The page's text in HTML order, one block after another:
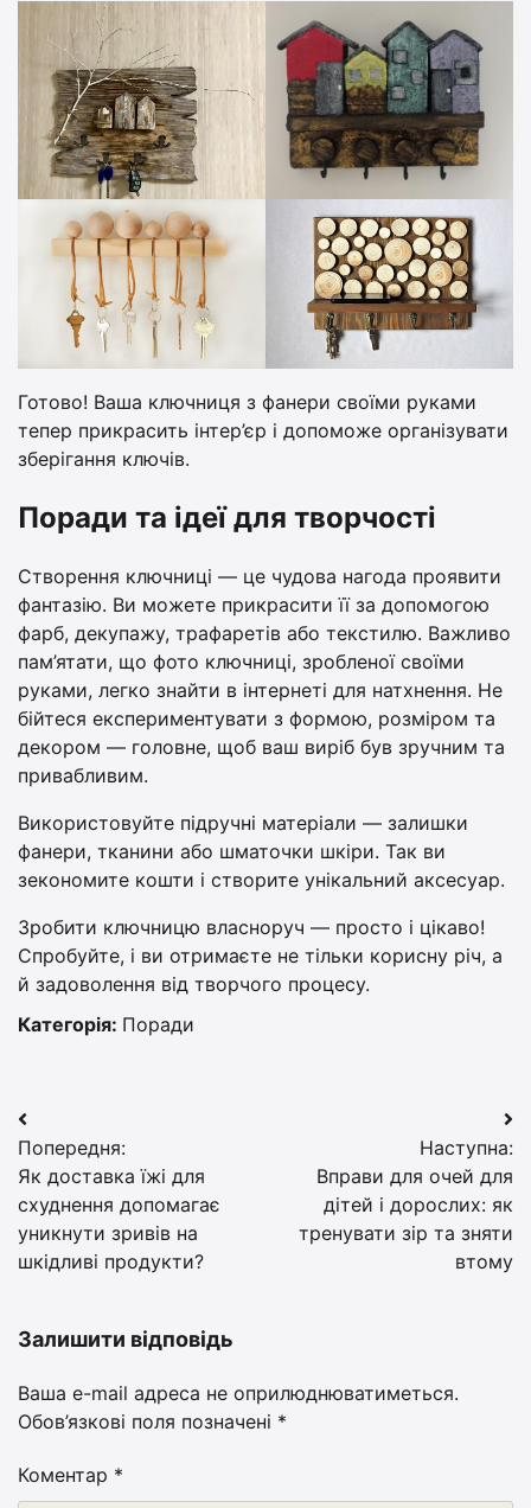
Готово! Ваша ключниця з фанери своїми руками
тепер прикрасить інтер’єр і допоможе організувати
зберігання ключів.
Поради та ідеї для творчості
Створення ключниці — це чудова нагода проявити
фантазію. Ви можете прикрасити її за допомогою
фарб, декупажу, трафаретів або текстилю. Важливо
пам’ятати, що фото ключниці, зробленої своїми
руками, легко знайти в інтернеті для натхнення. Не
бійтеся експериментувати з формою, розміром та
декором — головне, щоб ваш виріб був зручним та
привабливим.
Використовуйте підручні матеріали — залишки
фанери, тканини або шматочки шкіри. Так ви
зекономите кошти і створите унікальний аксесуар.
Зробити ключницю власноруч — просто і цікаво!
Спробуйте, і ви отримаєте не тільки корисну річ, а
й задоволення від творчого процесу.
Категорія: Поради
Навігація
записів
Попередня:
Як доставка їжі для
схуднення допомагає
уникнути зривів на
шкідливі продукти?
Наступна:
Вправи для очей для
дітей і дорослих: як
тренувати зір та зняти
втому
Залишити відповідь
Ваша e-mail адреса не оприлюднюватиметься.
Обов’язкові поля позначені *
Коментар *